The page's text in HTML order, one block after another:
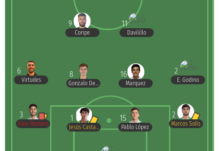
1
Jesús Castaño
15
Pablo López
3
Dani Romero
2
Marcos Solís
8
Gonzalo Del Castillo
16
Marquez
6
Virtudes
2
E. Godino
9
Coripe
11
Davilillo